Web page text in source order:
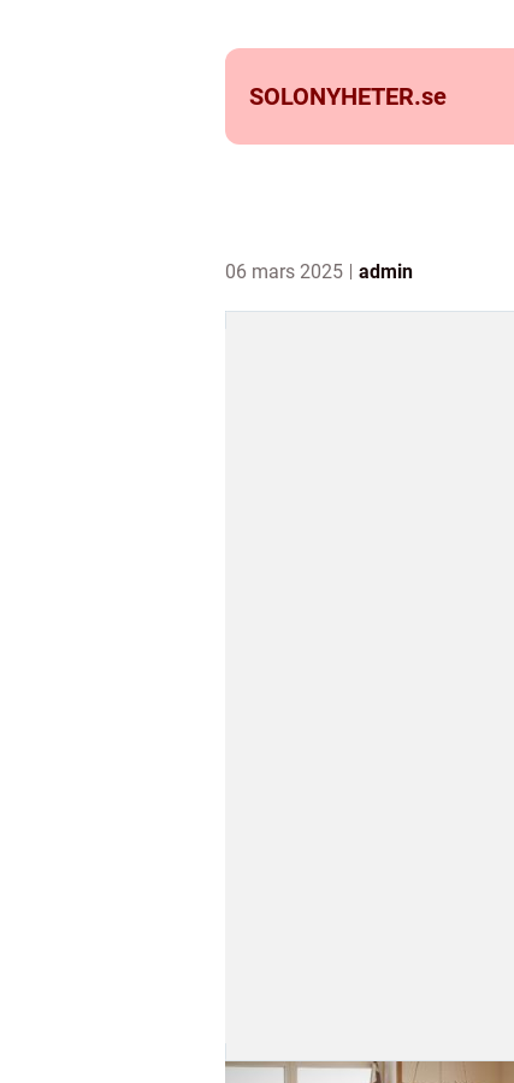
SOLONYHETER.se
06 mars 2025 admin